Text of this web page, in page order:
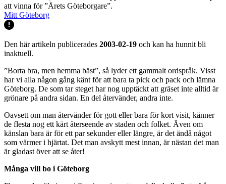
att vinna för ”Årets Göteborgare”.
Mitt Göteborg
Den här artikeln publicerades 2003-02-19 och kan ha hunnit bli
inaktuell.
”Borta bra, men hemma bäst”, så lyder ett gammalt ordspråk. Visst
har vi alla någon gång känt för att bara ta pick och pack och lämna
Göteborg. De som tar steget har nog upptäckt att gräset inte alltid är
grönare på andra sidan. En del återvänder, andra inte.
Oavsett om man återvänder för gott eller bara för kort visit, känner
de flesta nog ett kärt återseende av staden och folket. Även om
känslan bara är för ett par sekunder eller längre, är det ändå något
som värmer i hjärtat. Det man avskytt mest innan, är nästan det man
är gladast över att se åter!
Många vill bo i Göteborg